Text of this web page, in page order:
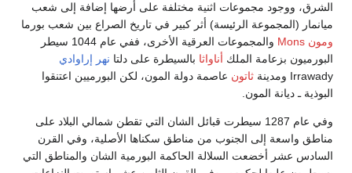
الشرق، ووجود مجموعات اثنية مختلفة على أرضها إضافة إلى شعب
ميانمار (المجموعة الرئيسة) أثر كبير في تاريخ الصراع بين شعب بورما
ومون Mons
والمجموعات العرقية الأخرى، ففي عام 1044 سيطر
البورميون بزعامة الملك أناواثا بالسيطرة على دلتا نهر إراوادي
Irrawady ومدينة
ثاتون عاصمة دولة المون، لكن البورميين اعتنقوا
البوذية ـ ديانة المون.
وفي عام 1287 سيطرت قبائل الشان التي تقطن شمالي البلاد على
مناطق واسعة إلى الجنوب من مناطق سكناها الأصلية، وفي القرن
السادس عشر أخضعت السلالة الحاكمة البورمية الشان والمناطق التي